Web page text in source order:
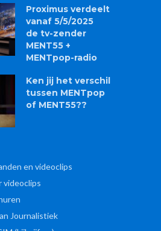
Proximus verdeelt
vanaf 5/5/2025
de tv-zender
MENT55 +
MENTpop-radio
Ken jij het verschil
tussen MENTpop
of MENT55??
en videoclips
videoclips
Journalistiek